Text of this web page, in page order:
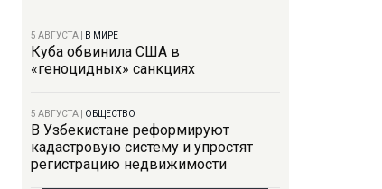
5 АВГУСТА В МИРЕ
Куба обвинила США в
«геноцидных» санкциях
5 АВГУСТА ОБЩЕСТВО
В Узбекистане реформируют
кадастровую систему и упростят
регистрацию недвижимости